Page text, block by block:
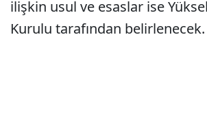
ilişkin usul ve esaslar ise
Kurulu tarafından belirlenecek.